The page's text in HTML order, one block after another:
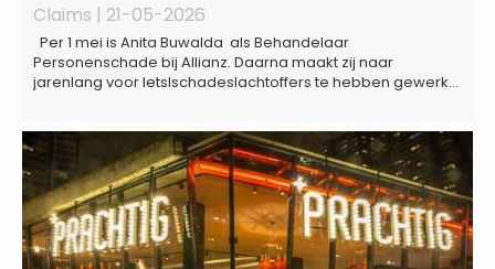
Claims | 21-05-2026
Per 1 mei is Anita Buwalda als Behandelaar
Personenschade bij Allianz. Daarna maakt zij naar
jarenlang voor letslschadeslachtoffers te hebben gewerkt
naam van Buwalda Letselschade, waarin zij onder meer
werkzaam was voor ZLM, Ard Korevaar Personenschade,
Overtoom […]